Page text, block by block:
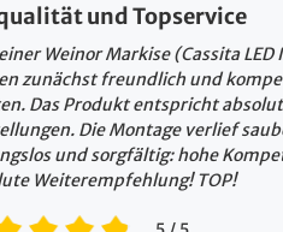
und Topservice
Weinor Markise (Cassita LED
zunächst freundlich und
Das Produkt entspricht
Die Montage verlief
und sorgfältig: hohe
Weiterempfehlung! TOP!